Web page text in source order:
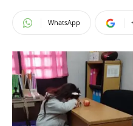
WhatsApp